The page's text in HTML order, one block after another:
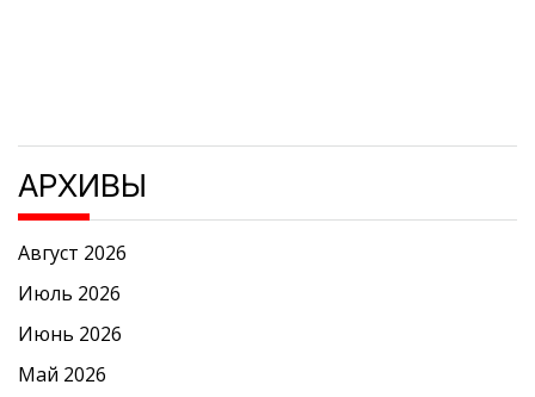
АРХИВЫ
Август 2026
Июль 2026
Июнь 2026
Май 2026